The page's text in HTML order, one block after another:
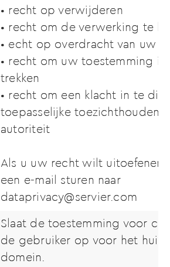
• recht op verwijderen
• recht om de verwerking te
• echt op overdracht van uw
• recht om uw toestemming in
trekken
• recht om een klacht in te
toepasselijke
autoriteit
Als u uw recht wilt uitoefenen,
een e-mail sturen naar
dataprivacy@servier.com
Slaat de toestemming voor
de gebruiker op voor het
domein.